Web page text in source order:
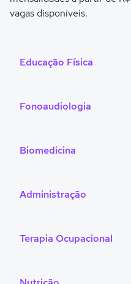
vagas disponíveis.
Educação Física
Fonoaudiologia
Biomedicina
Administração
Terapia Ocupacional